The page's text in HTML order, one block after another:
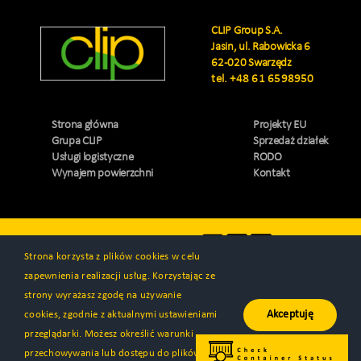
CLIP Group S.A.
Jasin, ul. Rabowicka 6
62-020 Swarzędz
tel.+48 61 6598950
Strona główna
Grupa CLIP
Usługi logistyczne
Wynajem powierzchni
Projekty EU
Sprzedaż działek
RODO
Kontakt
© Wszystkie prawa zastrzeżone 2000 - 2026 | CLIP Group S.A. |
Wykonanie Programa™
Strona korzysta z plików cookies w celu
zapewnienia realizacji usług. Korzystając ze
strony wyrażasz zgodę na używanie
cookies, zgodnie z aktualnymi ustawieniami
przeglądarki. Możesz określić warunki
przechowywania lub dostępu do plików
Akceptuję